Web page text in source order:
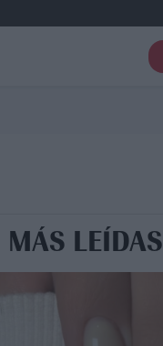
MÁS LEÍDAS